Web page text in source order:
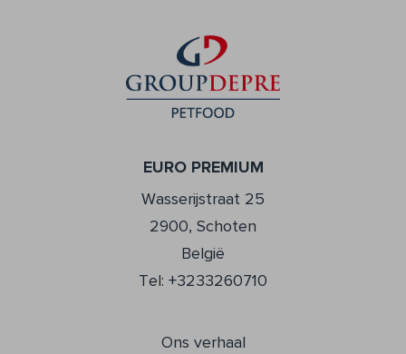
EURO PREMIUM
Wasserijstraat 25
2900, Schoten
België
Tel: +3233260710
Ons verhaal